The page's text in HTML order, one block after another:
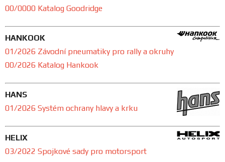
00/0000 Katalog Goodridge
HANKOOK
01/2026 Závodní pneumatiky pro rally a okruhy
00/2026 Katalog Hankook
HANS
01/2026 Systém ochrany hlavy a krku
HELIX
03/2022 Spojkové sady pro motorsport